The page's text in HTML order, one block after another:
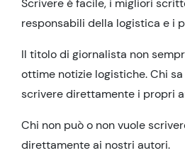
Scrivere è facile, i migliori
responsabili della logistica e i
Il titolo di giornalista non
ottime notizie logistiche. Chi
scrivere direttamente i propri
Chi non può o non vuole
direttamente ai nostri autori.